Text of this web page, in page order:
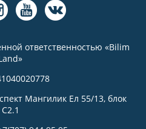
ответственностью «Bilim
Мангилик Ел 55/13, блок
С2.1